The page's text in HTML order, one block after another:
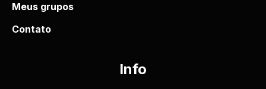
Meus grupos
Contato
Info